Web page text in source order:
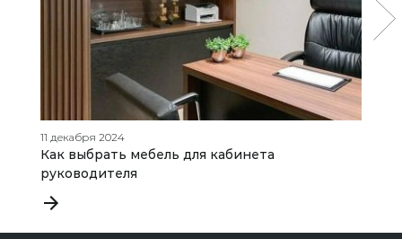
11 декабря 2024
Как выбрать мебель для кабинета
руководителя